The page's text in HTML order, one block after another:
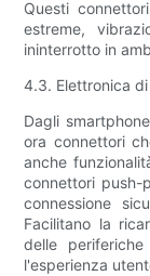
Questi
estreme,
ininterrotto in
4.3. Elettronica
Dagli
ora connettori
anche
connettori push-
connessione
Facilitano la
delle
l'esperienza